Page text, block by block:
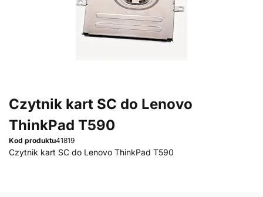
Czytnik kart SC do Lenovo
ThinkPad T590
Kod produktu41819
Czytnik kart SC do Lenovo ThinkPad T590